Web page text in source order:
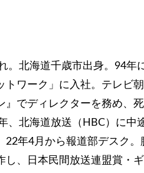
。北海道千歳市出身。94年
トワーク」に入社。テレビ
』でディレクターを務め、
、北海道放送（HBC）に中
22年4月から報道部デスク
し、日本民間放送連盟賞・